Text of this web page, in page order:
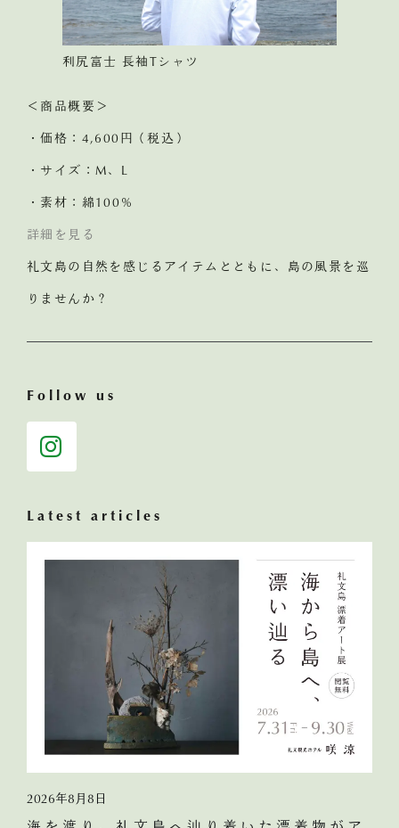
利尻富士 長袖Tシャツ
＜商品概要＞
・価格：4,600円（税込）
・サイズ：M、L
・素材：綿100％
詳細を見る
礼文島の自然を感じるアイテムとともに、島の風景を巡
りませんか？
Follow us
Latest articles
2026年8月8日